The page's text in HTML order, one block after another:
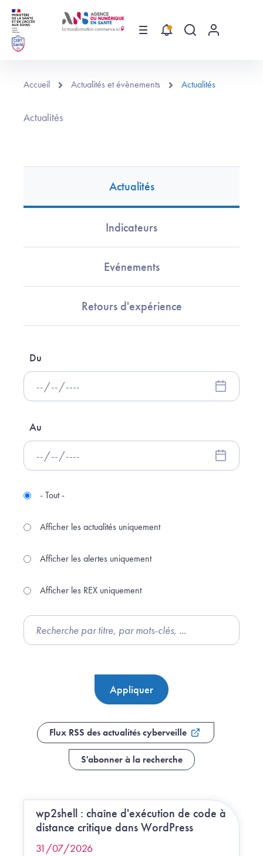
Aller au contenu principal
Menu Recherche
Menu
Accueil Actualités et évènements Actualités
Actualités
Actualités
Indicateurs
Evénements
Retours d'expérience
Du
Au
Type d'actualité
- Tout -
Afficher les actualités uniquement
Afficher les alertes uniquement
Afficher les REX uniquement
Flux RSS des actualités cyberveille
S'abonner à la recherche
wp2shell : chaîne d'exécution de code à
distance critique dans WordPress
31/07/2026